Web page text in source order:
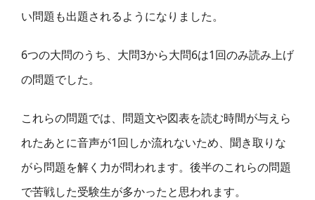
い問題も出題されるようになりました。
6つの大問のうち、 大問3から大問6は1回のみ読み上げ
の問題でした。
これらの問題では、問題文や図表を読む時間が与えら
れたあとに音声が1回しか流れないため、聞き取りな
がら問題を解く力が問われます。 後半のこれらの問題
で苦戦した受験生が多かったと思われます。